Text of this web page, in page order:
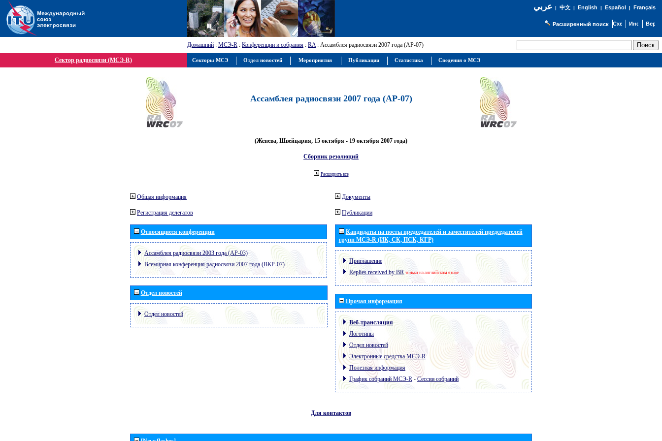
عربي| 中文| English | Español | Français
Расширенный поиск
Домашний : МСЭ-R : Конференции и собрания : RA: Ассамблея радиосвязи 2007 года (АР-07)
Сектор радиосвязи (МСЭ-R)
Ассамблея радиосвязи 2007 года (АР-07)
(Женева, Швейцария, 15 октября - 19 октября 2007 года)
Сборник резолюций
Расширить все
Общая информация
Регистрация делегатов
Относящиеся конференции
Ассамблея радиосвязи 2003 года (АР-03)
Всемирная конференция радиосвязи 2007 года (ВКР-07)
Отдел новостей
Отдел новостей
Документы
Публикации
Кандидаты на посты председателей и заместителей председателей
групп МСЭ-R (ИК, СК, ПСК, КГР)
Приглашение
Replies received by BR только на английском языке
Прочая информация
Веб-трансляция
Логотипы
Отдел новостей
Электронные средства МСЭ-R
Полезная информация
График собраний МСЭ-R -Сессии собраний
Для контактов
Секторы МСЭ Отдел новостей Мероприятия Публикации Статистика Сведения о МСЭ